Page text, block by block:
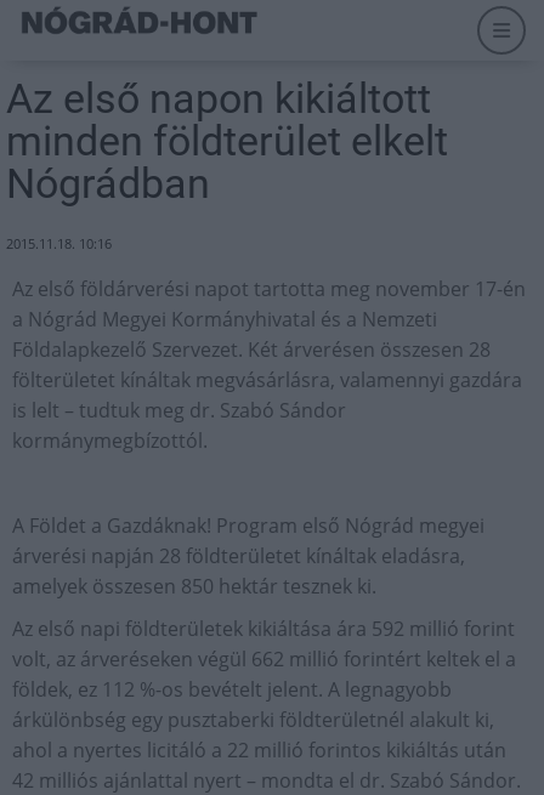
Az első napon kikiáltott
minden földterület elkelt
Nógrádban
2015.11.18. 10:16
Az első földárverési napot tartotta meg november 17-én
a Nógrád Megyei Kormányhivatal és a Nemzeti
Földalapkezelő Szervezet. Két árverésen összesen 28
fölterületet kínáltak megvásárlásra, valamennyi gazdára
is lelt – tudtuk meg dr. Szabó Sándor
kormánymegbízottól.
A Földet a Gazdáknak! Program első Nógrád megyei
árverési napján 28 földterületet kínáltak eladásra,
amelyek összesen 850 hektár tesznek ki.
Az első napi földterületek kikiáltása ára 592 millió forint
volt, az árveréseken végül 662 millió forintért keltek el a
földek, ez 112 %-os bevételt jelent. A legnagyobb
árkülönbség egy pusztaberki földterületnél alakult ki,
ahol a nyertes licitáló a 22 millió forintos kikiáltás után
42 milliós ajánlattal nyert – mondta el dr. Szabó Sándor.